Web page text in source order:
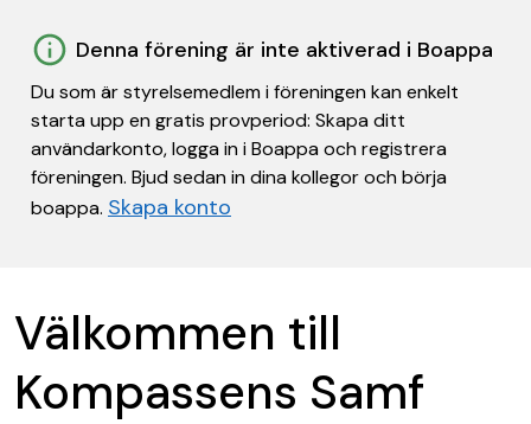
Denna förening är inte aktiverad i Boappa
Du som är styrelsemedlem i föreningen kan enkelt
starta upp en gratis provperiod: Skapa ditt
användarkonto, logga in i Boappa och registrera
föreningen. Bjud sedan in dina kollegor och börja
boappa. Skapa konto
Välkommen till
Kompassens Samf